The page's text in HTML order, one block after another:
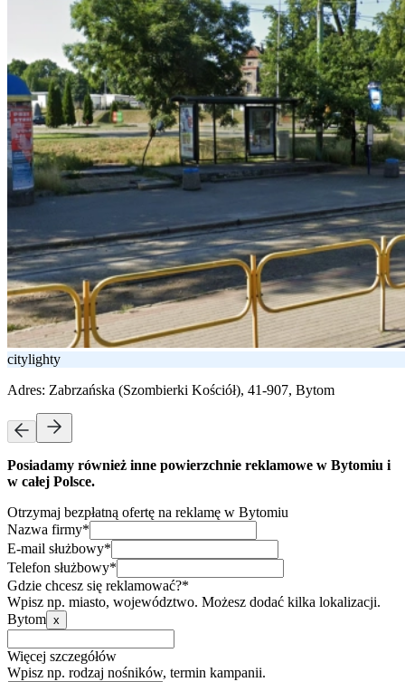
citylighty
Adres: Zabrzańska (Szombierki Kościół), 41-907, Bytom
Posiadamy również inne powierzchnie reklamowe w Bytomiu i
w całej Polsce.
Otrzymaj bezpłatną ofertę na reklamę w Bytomiu
Nazwa firmy*
E-mail służbowy*
Telefon służbowy*
Gdzie chcesz się reklamować?*
Wpisz np. miasto, województwo. Możesz dodać kilka lokalizacji.
Bytom x
Więcej szczegółów
Wpisz np. rodzaj nośników, termin kampanii.